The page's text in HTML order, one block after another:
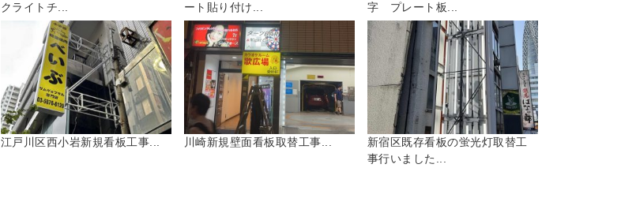
クライトチ...
ート貼り付け...
字 プレート板...
江戸川区西小岩新規看板工事... 川崎新規壁面看板取替工事...
新宿区既存看板の蛍光灯取替工
事行いました...